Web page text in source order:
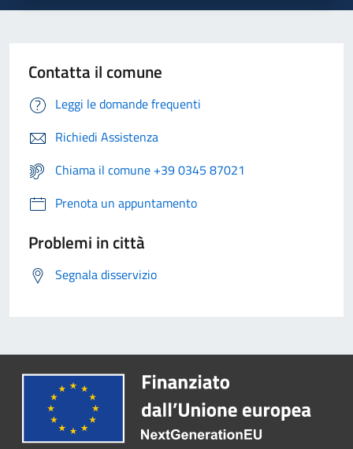
Contatta il comune
Leggi le domande frequenti
Richiedi Assistenza
Chiama il comune +39 0345 87021
Prenota un appuntamento
Problemi in città
Segnala disservizio